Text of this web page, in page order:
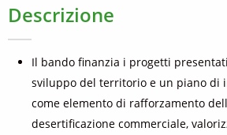
Descrizione
Il bando finanzia i progetti
sviluppo del territorio e un piano di
come elemento di rafforzamento
desertificazione commerciale,